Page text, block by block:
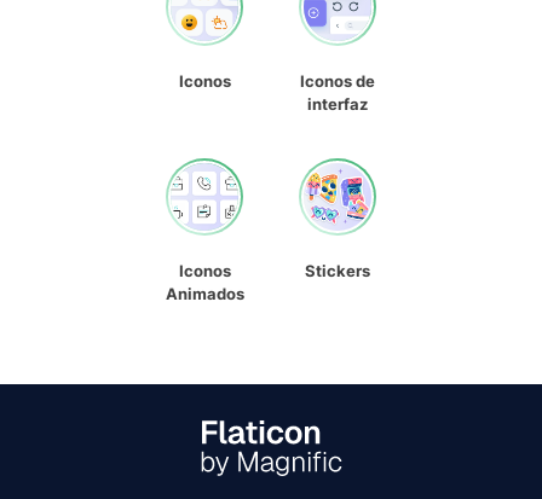
Iconos
Iconos de
interfaz
Iconos
Animados
Stickers